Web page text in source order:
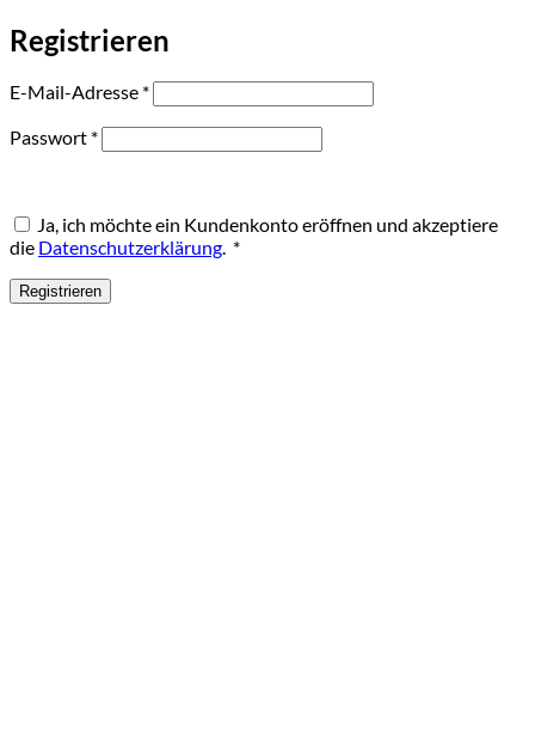
Registrieren
E-Mail-Adresse *Erforderlich
Passwort *Erforderlich
Ja, ich möchte ein Kundenkonto eröffnen und akzeptiere
die Datenschutzerklärung. *Erforderlich
Registrieren